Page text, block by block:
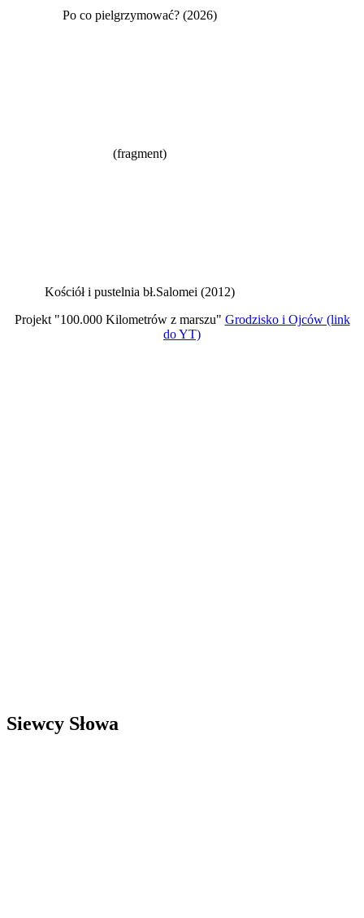
Po co pielgrzymować? (2026)
(fragment)
Kościół i pustelnia bł.Salomei (2012)
Projekt "100.000 Kilometrów z marszu" Grodzisko i Ojców (link
do YT)
Siewcy Słowa